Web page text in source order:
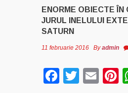
ENORME OBIECTE ÎN
JURUL INELULUI
SATURN
11 februarie 2016 Byadmin